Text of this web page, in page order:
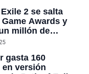
que es el mejor
que ha visto en
2 se salta
Game Awards y
millón de
registrando de
visitas en
sin el evento
gasta 160
en versión